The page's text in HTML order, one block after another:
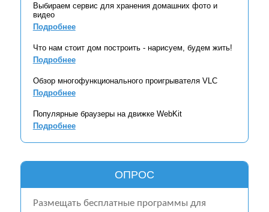
Выбираем сервис для хранения домашних фото и
видео
Подробнее
Что нам стоит дом построить - нарисуем, будем жить!
Подробнее
Обзор многофункционального проигрывателя VLC
Подробнее
Популярные браузеры на движке WebKit
Подробнее
ОПРОС
Размещать бесплатные программы для